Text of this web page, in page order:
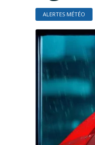
ALERTES MÉTÉO